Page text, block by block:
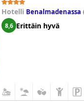
Hotelli Benalmadenassa
8,6 Erittäin hyvä